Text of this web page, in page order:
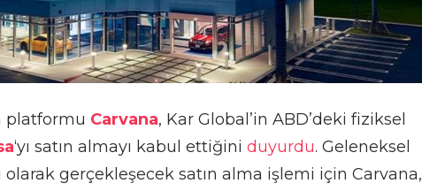
platformu Carvana, Kar Global’in ABD’deki fiziksel
‘yı satın almayı kabul ettiğini duyurdu. Geleneksel
olarak gerçekleşecek satın alma işlemi için Carvana,